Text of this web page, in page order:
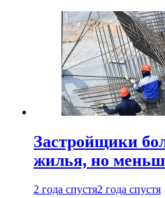
Застройщики
жилья, но
2 года спустя2 года спустя